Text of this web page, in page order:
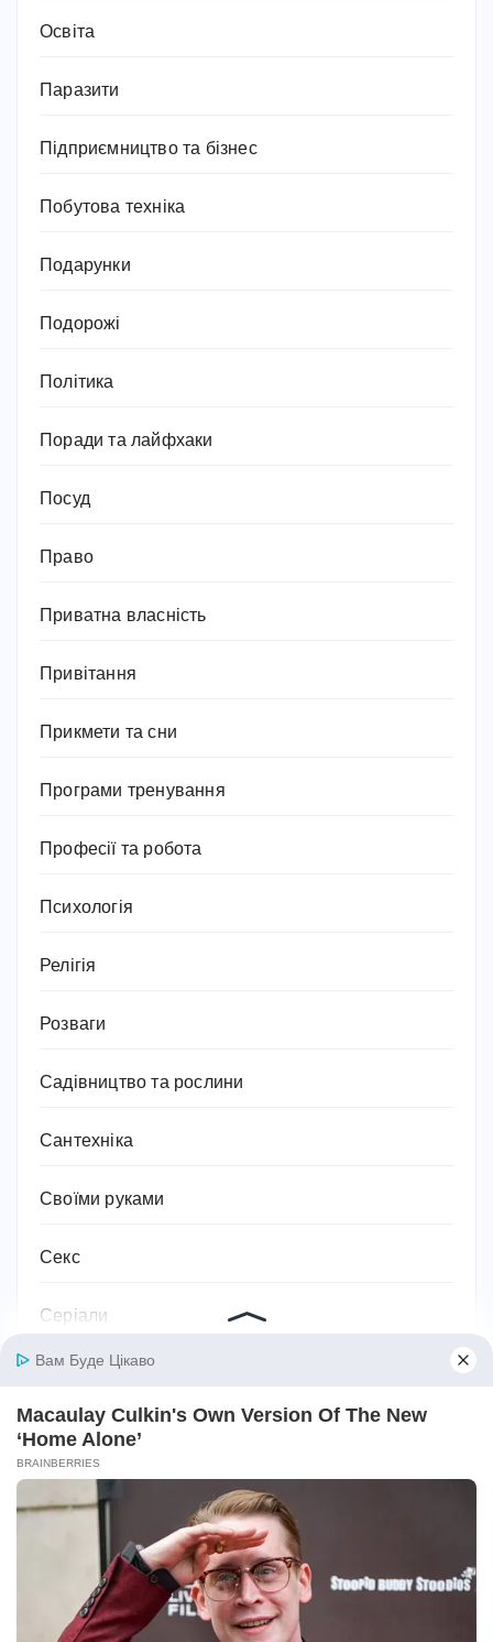
Освіта
Паразити
Підприємництво та бізнес
Побутова техніка
Подарунки
Подорожі
Політика
Поради та лайфхаки
Посуд
Право
Приватна власність
Привітання
Прикмети та сни
Програми тренування
Професії та робота
Психологія
Релігія
Розваги
Садівництво та рослини
Сантехніка
Своїми руками
Секс
Серіали
Символіка та значення
Сім'я
Соціальний захист та соціальна підтримка
Спорт